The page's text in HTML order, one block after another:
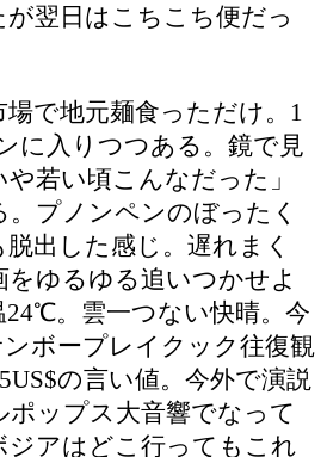
翌日はこちこち便だっ
で地元麺食っただけ。1
に入りつつある。鏡で見
若い頃こんなだった」
。プノンペンのぼったく
出した感じ。遅れまく
をゆるゆる追いつかせよ
24℃。雲一つない快晴。今
ボープレイクック往復観
の言い値。今外で演説
ップス大音響でなって
ジアはどこ行ってもこれ